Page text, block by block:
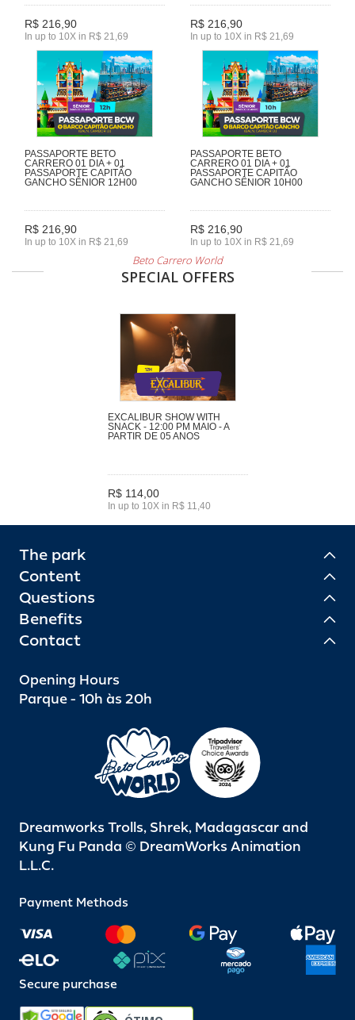
R$ 216,90
In up to 10X in R$ 21,69
R$ 216,90
In up to 10X in R$ 21,69
PASSAPORTE BETO
CARRERO 01 DIA + 01
PASSAPORTE CAPITÃO
GANCHO SÊNIOR 12H00
R$ 216,90
In up to 10X in R$ 21,69
PASSAPORTE BETO
CARRERO 01 DIA + 01
PASSAPORTE CAPITÃO
GANCHO SÊNIOR 10H00
R$ 216,90
In up to 10X in R$ 21,69
Beto Carrero World
SPECIAL OFFERS
EXCALIBUR SHOW WITH
SNACK - 12:00 PM MAIO - A
PARTIR DE 05 ANOS
R$ 114,00
In up to 10X in R$ 11,40
The park
Content
Questions
Benefits
Contact
Opening Hours
Parque - 10h às 20h
Dreamworks Trolls, Shrek, Madagascar and
Kung Fu Panda © DreamWorks Animation
L.L.C.
Payment Methods
Secure purchase